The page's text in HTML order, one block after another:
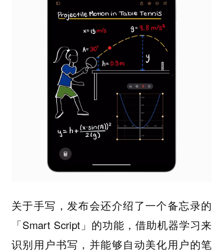
关于手写，发布会还介绍了一个备忘录的
「Smart Script」的功能，借助机器学习来
识别用户书写，并能够自动美化用户的笔